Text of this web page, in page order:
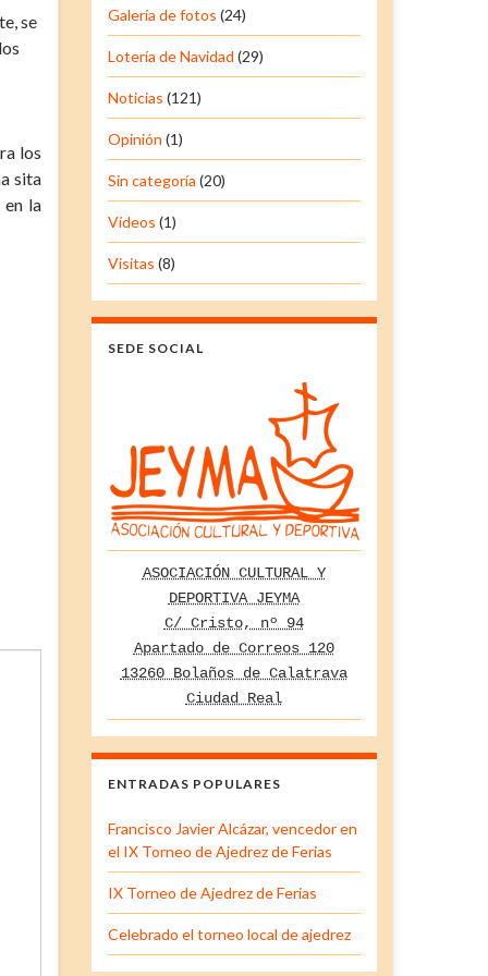
se
los
sita
la
Galería de fotos (24)
Lotería de Navidad (29)
Noticias (121)
Opinión (1)
Sin categoría (20)
Vídeos (1)
Visitas (8)
SEDE SOCIAL
ASOCIACIÓN CULTURAL Y
DEPORTIVA JEYMA
C/ Cristo, nº 94
Apartado de Correos 120
13260 Bolaños de Calatrava
Ciudad Real
ENTRADAS POPULARES
Francisco Javier Alcázar, vencedor en
el IX Torneo de Ajedrez de Ferias
IX Torneo de Ajedrez de Ferias
Celebrado el torneo local de ajedrez